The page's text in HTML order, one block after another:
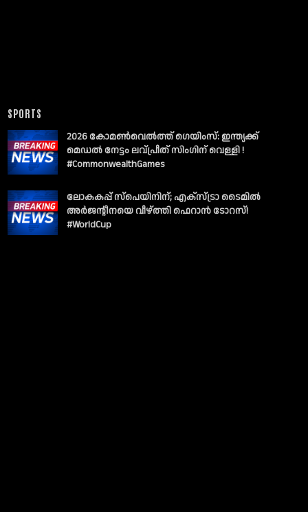
SPORTS
2026 കോമൺവെൽത്ത് ഗെയിംസ്: ഇന്ത്യക്ക്
മെഡൽ നേട്ടം ലവ്പ്രീത് സിംഗിന് വെള്ളി !
#CommonwealthGames
ലോകകപ്പ് സ്പെയിനിന്; എക്സ്ട്രാ ടൈമിൽ
അർജന്റീനയെ വീഴ്ത്തി ഫെറാൻ ടോറസ്!
#WorldCup